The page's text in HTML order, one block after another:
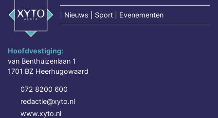
Nieuws | Sport | Evenementen
Hoofdvestiging:
van Benthuizenlaan 1
1701 BZ Heerhugowaard
072 8200 600
redactie@xyto.nl
www.xyto.nl